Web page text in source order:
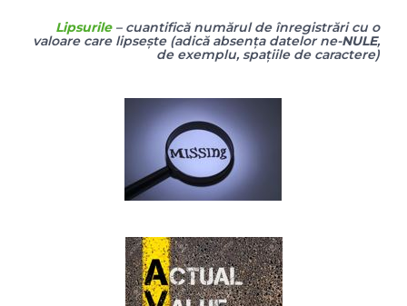
Lipsurile– cuantifică numărul de înregistrări cu o
valoare care lipsește (adică absența datelor ne-NULE,
de exemplu, spațiile de caractere)